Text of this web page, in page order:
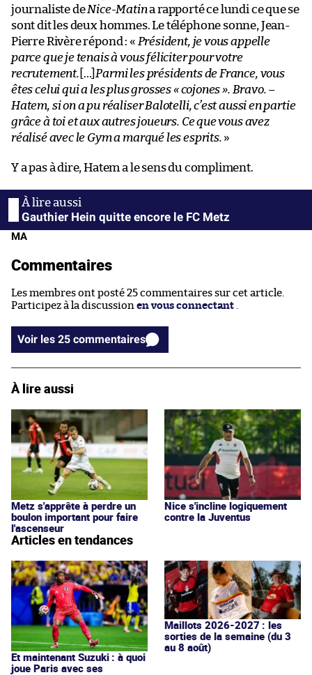
journaliste deNice-Matina rapporté ce lundi ce que se
sont dit les deux hommes. Le téléphone sonne, Jean-
Pierre Rivère répond : « Président, je vous appelle
parce que je tenais à vous féliciter pour votre
recrutement. […] Parmi les présidents de France, vous
êtes celui qui a les plus grosses « cojones ». Bravo. –
Hatem, si on a pu réaliser Balotelli, c’est aussi en partie
grâce à toi et aux autres joueurs. Ce que vous avez
réalisé avec le Gym a marqué les esprits. »
Y a pas à dire, Hatem a le sens du compliment.
Gauthier Hein quitte encore le FC Metz
MA
Commentaires
Les membres ont posté 25 commentaires sur cet article.
Participez à la discussion en vous connectant
Voir les 25 commentaires
À lire aussi
Metz s'apprête à perdre un
boulon important pour faire
l'ascenseur
Nice s'incline logiquement
contre la Juventus
Articles en tendances
Et maintenant Suzuki : à quoi
joue Paris avec ses
Maillots 2026-2027 : les
sorties de la semaine (du 3
au 8 août)